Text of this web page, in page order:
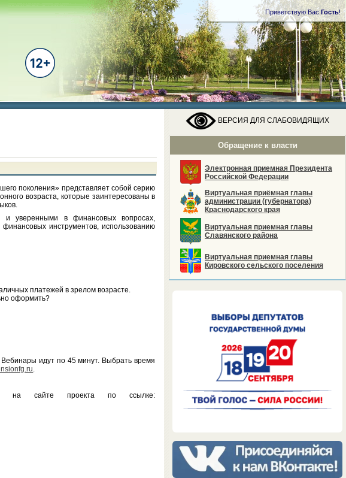
Приветствую Вас Гость!
ВЕРСИЯ ДЛЯ СЛАБОВИДЯЩИХ
Обращение к власти
Электронная приемная Президента
Российской Федерации
Виртуальная приёмная главы
администрации (губернатора)
Краснодарского края
Виртуальная приемная главы
Славянского района
Виртуальная приемная главы
Кировского сельского поселения
поколения» представляет собой серию
возраста, которые заинтересованы в
уверенными в финансовых вопросах,
инструментов, использованию
платежей в зрелом возрасте.
оформить?
идут по 45 минут. Выбрать время
.
на сайте проекта по ссылке: